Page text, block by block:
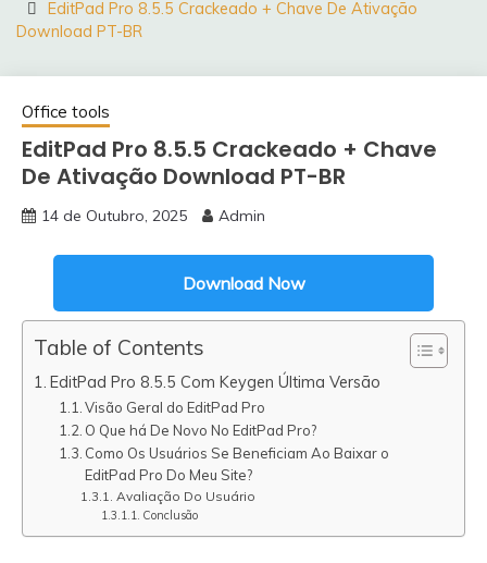
EditPad Pro 8.5.5 Crackeado + Chave De Ativação
Download PT-BR
Office tools
EditPad Pro 8.5.5 Crackeado + Chave
De Ativação Download PT-BR
14 de Outubro, 2025 Admin
Download Now
Table of Contents
EditPad Pro 8.5.5 Com Keygen Última Versão
Visão Geral do EditPad Pro
O Que há De Novo No EditPad Pro?
Como Os Usuários Se Beneficiam Ao Baixar o
EditPad Pro Do Meu Site?
Avaliação Do Usuário
Conclusão